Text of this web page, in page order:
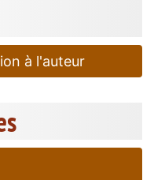
à l'auteur